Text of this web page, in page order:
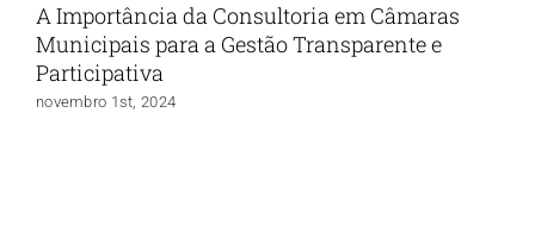
A Importância da Consultoria em Câmaras
Municipais para a Gestão Transparente e
Participativa
novembro 1st, 2024